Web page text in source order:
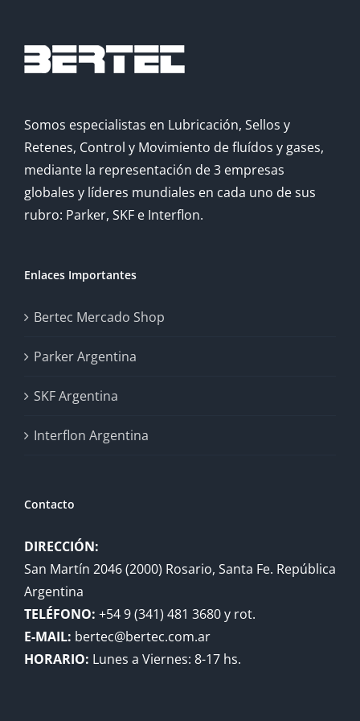
Somos especialistas en Lubricación, Sellos y
Retenes, Control y Movimiento de fluídos y gases,
mediante la representación de 3 empresas
globales y líderes mundiales en cada uno de sus
rubro: Parker, SKF e Interflon.
Enlaces Importantes
Bertec Mercado Shop
Parker Argentina
SKF Argentina
Interflon Argentina
Contacto
DIRECCIÓN:
San Martín 2046 (2000) Rosario, Santa Fe. República
Argentina
TELÉFONO: +54 9 (341) 481 3680 y rot.
E-MAIL: bertec@bertec.com.ar
HORARIO: Lunes a Viernes: 8-17 hs.